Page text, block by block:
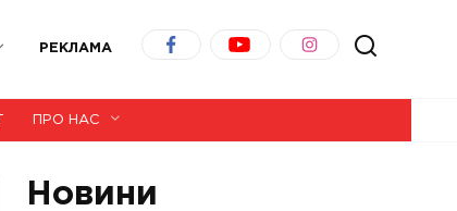
РЕКЛАМА
ПРО НАС
Новини